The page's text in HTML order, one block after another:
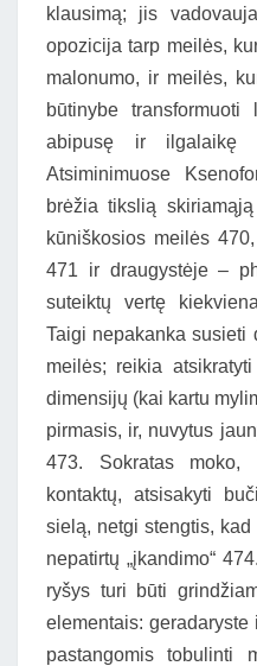
klausimą; jis
opozicija tarp meilės,
malonumo, ir meilės,
būtinybe
abipusę ir
Atsiminimuose
brėžia tikslią
kūniškosios meilės
471 ir draugystėje –
suteiktų vertę
Taigi nepakanka susieti
meilės; reikia
dimensijų (kai kartu
pirmasis, ir, nuvytus
473. Sokratas
kontaktų, atsisakyti
sielą, netgi stengtis,
nepatirtų „įkandimo“
ryšys turi būti
elementais:
pastangomis tobulinti